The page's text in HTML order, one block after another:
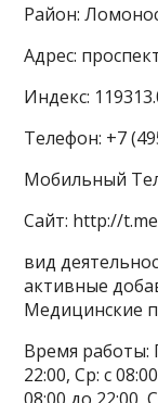
Район:
Адрес:
Индекс:
Телефон: +7
Мобильный
Сайт: http://
вид
активные
Медицинские
Время работы:
22:00, Ср: с